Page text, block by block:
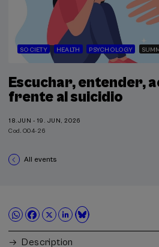
SOCIETY HEALTH PSYCHOLOGY
Escuchar, entender,
frente al suicidio
18.JUN - 19. JUN, 2026
Cod. O04-26
All events
Description